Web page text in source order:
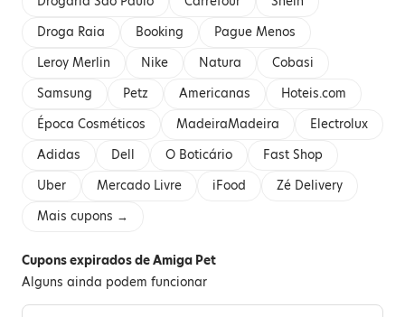
Droga Raia
Booking
Pague Menos
Leroy Merlin
Nike Natura
Cobasi
Samsung
Petz Americanas
Hoteis.com
Época Cosméticos
MadeiraMadeira
Electrolux
Adidas
Dell O Boticário
Fast Shop
Uber
Mercado Livre iFood
Zé Delivery
Mais cupons →
Cupons expirados de Amiga Pet
Alguns ainda podem funcionar